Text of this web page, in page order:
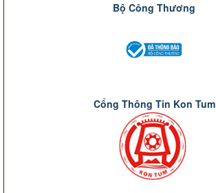
Bộ Công Thương
Cổng Thông Tin Kon Tum